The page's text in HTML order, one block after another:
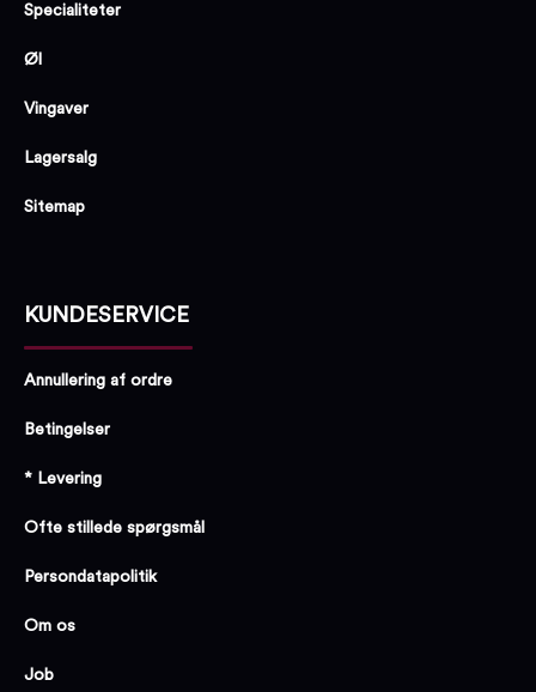
Specialiteter
Øl
Vingaver
Lagersalg
Sitemap
KUNDESERVICE
Annullering af ordre
Betingelser
* Levering
Ofte stillede spørgsmål
Persondatapolitik
Om os
Job